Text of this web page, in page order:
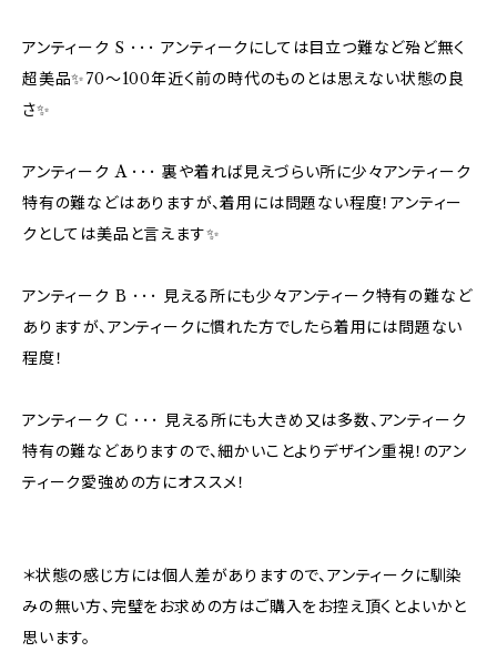
アンティーク S ･･･ アンティークにしては目立つ難など殆ど無く
超美品✨70〜100年近く前の時代のものとは思えない状態の良
さ✨
アンティーク A ･･･ 裏や着れば見えづらい所に少々アンティーク
特有の難などはありますが、着用には問題ない程度！アンティー
クとしては美品と言えます✨
アンティーク B ･･･ 見える所にも少々アンティーク特有の難など
ありますが、アンティークに慣れた方でしたら着用には問題ない
程度！
アンティーク C ･･･ 見える所にも大きめ又は多数、アンティーク
特有の難などありますので、細かいことよりデザイン重視！のアン
ティーク愛強めの方にオススメ！
＊状態の感じ方には個人差がありますので、アンティークに馴染
みの無い方、完璧をお求めの方はご購入をお控え頂くとよいかと
思います。